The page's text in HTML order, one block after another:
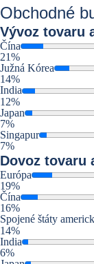
Obchodné
Vývoz tovaru
Čína
21%
Južná Kórea
14%
India
12%
Japan
7%
Singapur
7%
Dovoz tovaru
Európa
19%
Čína
16%
Spojené štáty
14%
India
6%